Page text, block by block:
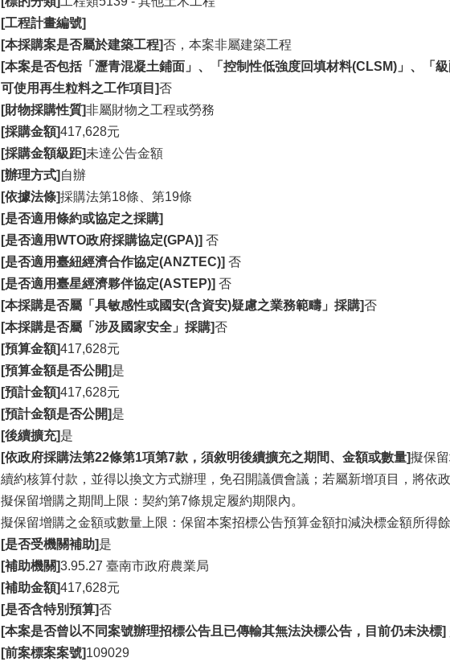
[工程計畫編號]
[本採購案是否屬於建築工程]否，本案非屬建築工程
[本案是否包括「瀝青混凝土鋪面」、「控制性低強度回填材料(CLSM)」、「
可使用再生粒料之工作項目]否
[財物採購性質]非屬財物之工程或勞務
[採購金額]417,628元
[採購金額級距]未達公告金額
[辦理方式] 自辦
[依據法條]採購法第18條、第19條
[是否適用條約或協定之採購]
[是否適用WTO政府採購協定(GPA)] 否
[是否適用臺紐經濟合作協定(ANZTEC)] 否
[是否適用臺星經濟夥伴協定(ASTEP)] 否
[本採購是否屬「具敏感性或國安(含資安)疑慮之業務範疇」採購]否
[本採購是否屬「涉及國家安全」採購]否
[預算金額]417,628元
[預算金額是否公開]是
[預計金額]417,628元
[預計金額是否公開]是
[後續擴充]是
[依政府採購法第22條第1項第7款，須敘明後續擴充之期間、金額或數量]擬保
續約核算付款，並得以換文方式辦理，免召開議價會議；若屬新增項目，將依
擬保留增購之期間上限：契約第7條規定履約期限內。
擬保留增購之金額或數量上限：保留本案招標公告預算金額扣減決標金額所得餘
[是否受機關補助]是
[補助機關]3.95.27 臺南市政府農業局
[補助金額]417,628元
[是否含特別預算]否
[本案是否曾以不同案號辦理招標公告且已傳輸其無法決標公告，目前仍未決標]
[前案標案案號]109029